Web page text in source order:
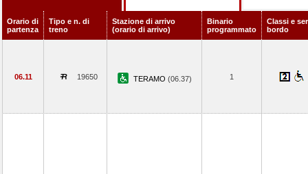
Orario di
partenza
Tipo e n. di
treno
Stazione di arrivo
(orario di arrivo)
Binario
programmato
Classi e
bordo
06.11 19650 TERAMO (06.37) 1